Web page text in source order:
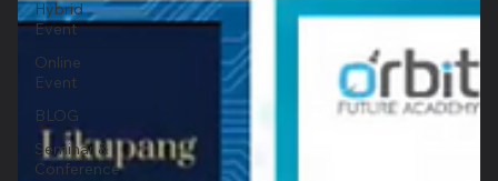
Hybrid
Event
Online
Event
BLOG
Seminar &
Conference